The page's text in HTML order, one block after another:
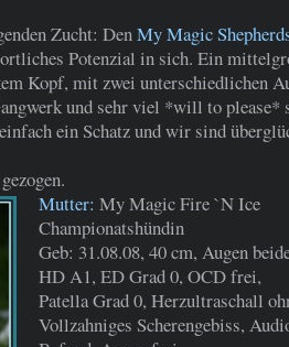
Zucht: DenMy Magic
Potenzial in sich. Ein
Kopf, mit zwei unterschiedlichen
und sehr viel *will to please*
ein Schatz und wir sind
Mutter: MyMagic Fire`N Ice
Championatshündin
Geb: 31.08.08, 40 cm, Augen
HD A1, ED Grad 0, OCD frei,
Patella Grad 0, Herzultraschall
Vollzahniges Scherengebiss,